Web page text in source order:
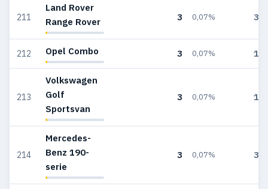
211
Land Rover
Range Rover
3 0,07% 37
212 Opel Combo 3 0,07% 16
213
Volkswagen
Golf
Sportsvan
3 0,07% 13
214
Mercedes-
Benz 190-
serie
3 0,07% 30